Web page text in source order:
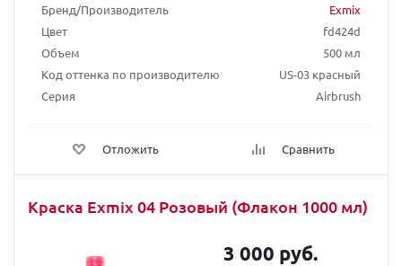
Бренд/Производитель
Exmix
Цвет
fd424d
Объем
500 мл
Код оттенка по производителю
US-03 красный
Серия
Airbrush
Отложить Сравнить
Краска Exmix 04 Розовый (Флакон 1000 мл)
3 000 руб.